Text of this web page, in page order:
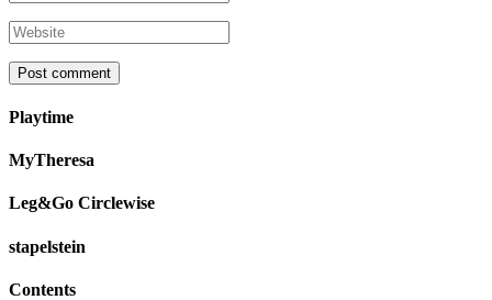
Playtime
MyTheresa
Leg&Go Circlewise
stapelstein
Contents